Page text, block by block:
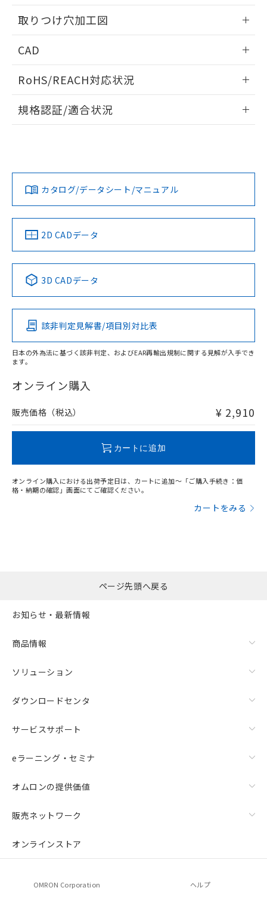
取りつけ穴加工図
CAD
ドすることができます。
ログイン/会員登録
ダウンロードデータをご利用いただく前に、以下を必ずお読
みください。
ソフトウェアの使用条件
RoHS/REACH対応状況
EU RoHS 注意事項・凡例
対応済み
中国 RoHS 注意事項・凡例
Pb Hg Cd Cr(VI)
O
在庫等で未対応品が混在する可能性があります。
問い合わせください。
規格認証/適合状況
LR型式承認
（イギリス
船舶規格）
DNV型式承認
（ノルウェー
BV型式承認
（フランス
KR型式
（韓国
No No No No
この製品の規格認証/適合状況ページへ
その他の認証はこちらのページからご検索ください
カタログ/データシート/マニュアル
2D CADデータ
3D CADデータ
該非判定見解書/項目別対比表
日本の外為法に基づく該非判定、およびEAR再輸出規制に関する見解が入手でき
ます。
オンライン購入
販売価格（税込） ¥ 2,910
カートに追加
オンライン購入における出荷予定日は、カートに追加～「ご購入手続き：価
格・納期の確認」画面にてご確認ください。
カートをみる
していることから、特段のことがない限
り、2022年1月12日より割愛しておりま
す。
ページ先頭へ戻る
お知らせ・最新情報
商品情報
ソリューション
ダウンロードセンタ
サービスサポート
eラーニング・セミナ
オムロンの提供価値
販売ネットワーク
オンラインストア
OMRON Corporation ヘルプ